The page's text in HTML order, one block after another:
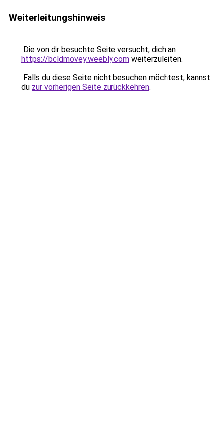
Weiterleitungshinweis
Die von dir besuchte Seite versucht, dich an
https://boldmovey.weebly.com weiterzuleiten.
Falls du diese Seite nicht besuchen möchtest, kannst
du zur vorherigen Seite zurückkehren.